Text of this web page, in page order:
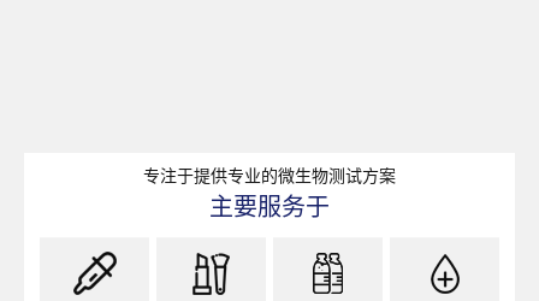
专注于提供专业的微生物测试方案
主要服务于